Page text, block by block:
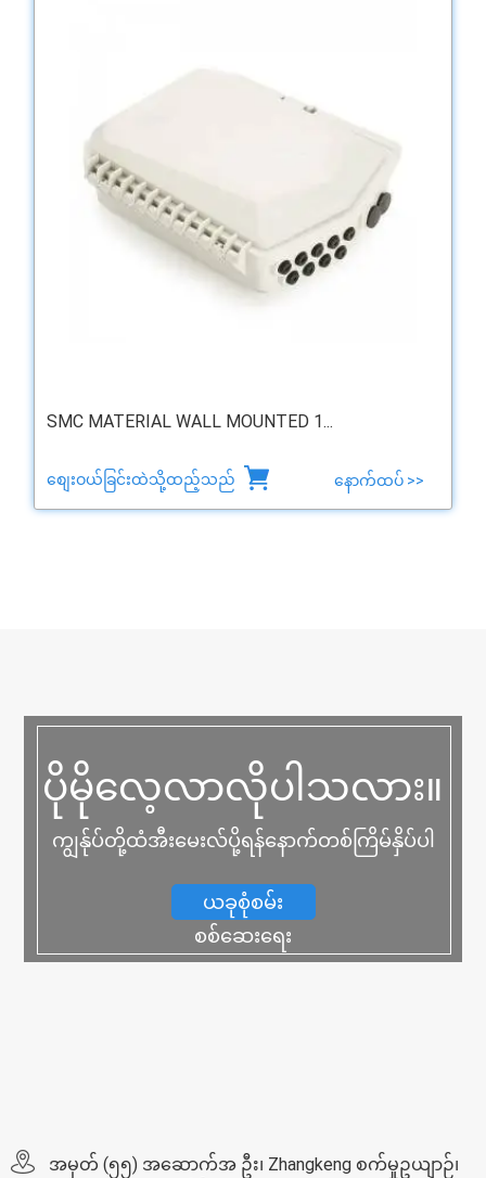
SMC MATERIAL WALL MOUNTED 1...
စျေးဝယ်ခြင်းထဲသို့ထည့်သည် နောက်ထပ် >>
ပိုမိုလေ့လာလိုပါသလား။
ကျွန်ုပ်တို့ထံအီးမေးလ်ပို့ရန်နောက်တစ်ကြိမ်နှိပ်ပါ
ယခုစုံစမ်း
စစ်ဆေးရေး
အမှတ် (၅၅) အဆောက်အ ဦး၊ Zhangkeng စက်မှုဥယျာဉ်၊